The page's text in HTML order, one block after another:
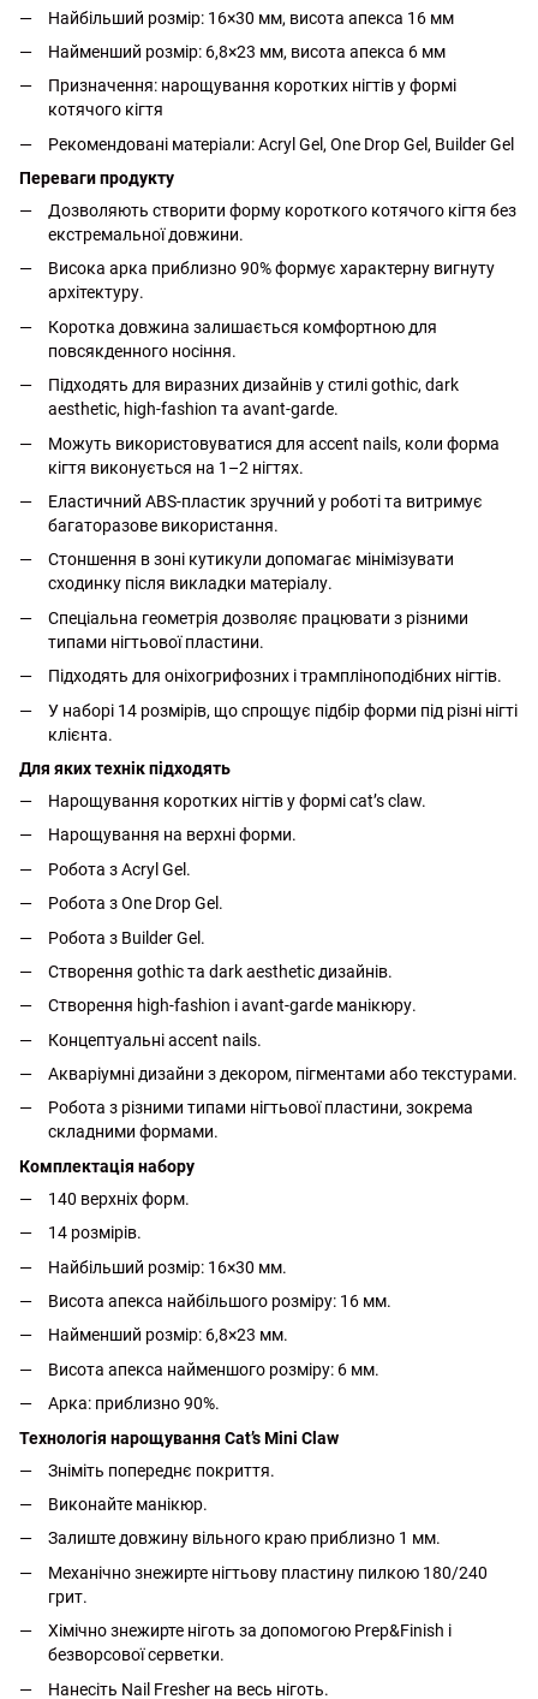
Найбільший розмір: 16×30 мм, висота апекса 16 мм
Найменший розмір: 6,8×23 мм, висота апекса 6 мм
Призначення: нарощування коротких нігтів у формі
котячого кігтя
Рекомендовані матеріали: Acryl Gel, One Drop Gel, Builder Gel
Переваги продукту
Дозволяють створити форму короткого котячого кігтя без
екстремальної довжини.
Висока арка приблизно 90% формує характерну вигнуту
архітектуру.
Коротка довжина залишається комфортною для
повсякденного носіння.
Підходять для виразних дизайнів у стилі gothic, dark
aesthetic, high-fashion та avant-garde.
Можуть використовуватися для accent nails, коли форма
кігтя виконується на 1–2 нігтях.
Еластичний ABS-пластик зручний у роботі та витримує
багаторазове використання.
Стоншення в зоні кутикули допомагає мінімізувати
сходинку після викладки матеріалу.
Спеціальна геометрія дозволяє працювати з різними
типами нігтьової пластини.
Підходять для оніхогрифозних і трампліноподібних нігтів.
У наборі 14 розмірів, що спрощує підбір форми під різні нігті
клієнта.
Для яких технік підходять
Нарощування коротких нігтів у формі cat’s claw.
Нарощування на верхні форми.
Робота з Acryl Gel.
Робота з One Drop Gel.
Робота з Builder Gel.
Створення gothic та dark aesthetic дизайнів.
Створення high-fashion і avant-garde манікюру.
Концептуальні accent nails.
Акваріумні дизайни з декором, пігментами або текстурами.
Робота з різними типами нігтьової пластини, зокрема
складними формами.
Комплектація набору
140 верхніх форм.
14 розмірів.
Найбільший розмір: 16×30 мм.
Висота апекса найбільшого розміру: 16 мм.
Найменший розмір: 6,8×23 мм.
Висота апекса найменшого розміру: 6 мм.
Арка: приблизно 90%.
Технологія нарощування Cat’s Mini Claw
Зніміть попереднє покриття.
Виконайте манікюр.
Залиште довжину вільного краю приблизно 1 мм.
Механічно знежирте нігтьову пластину пилкою 180/240
грит.
Хімічно знежирте ніготь за допомогою Prep&Finish і
безворсової серветки.
Нанесіть Nail Fresher на весь ніготь.